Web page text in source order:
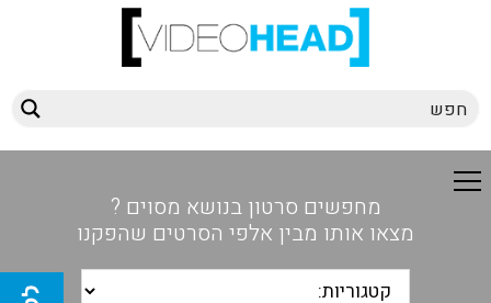
מחפשים סרטון בנושא מסוים ?
מצאו אותו מבין אלפי הסרטים שהפקנו